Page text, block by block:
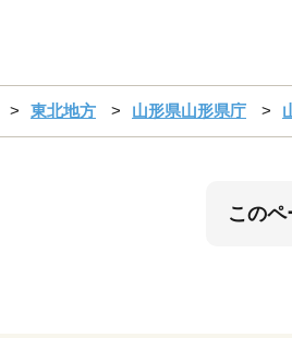
東北地方 山形県山形県庁
この